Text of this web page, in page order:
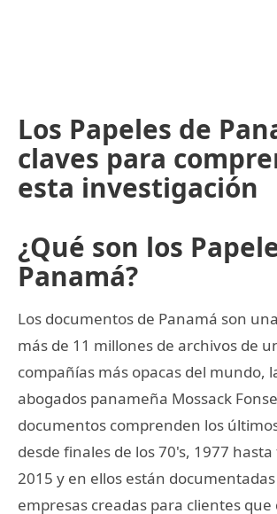
Los Papeles de
claves para
esta investigación
¿Qué son los
Panamá?
Los documentos de Panamá son
más de 11 millones de archivos de
compañías más opacas del mundo,
abogados panameña Mossack
documentos comprenden los
desde finales de los 70's, 1977
2015 y en ellos están
empresas creadas para clientes que